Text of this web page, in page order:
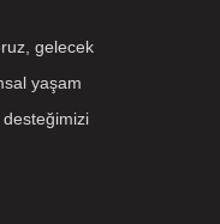
gelecek
yaşam